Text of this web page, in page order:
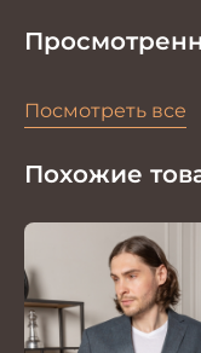
Посмотреть все
Похожие